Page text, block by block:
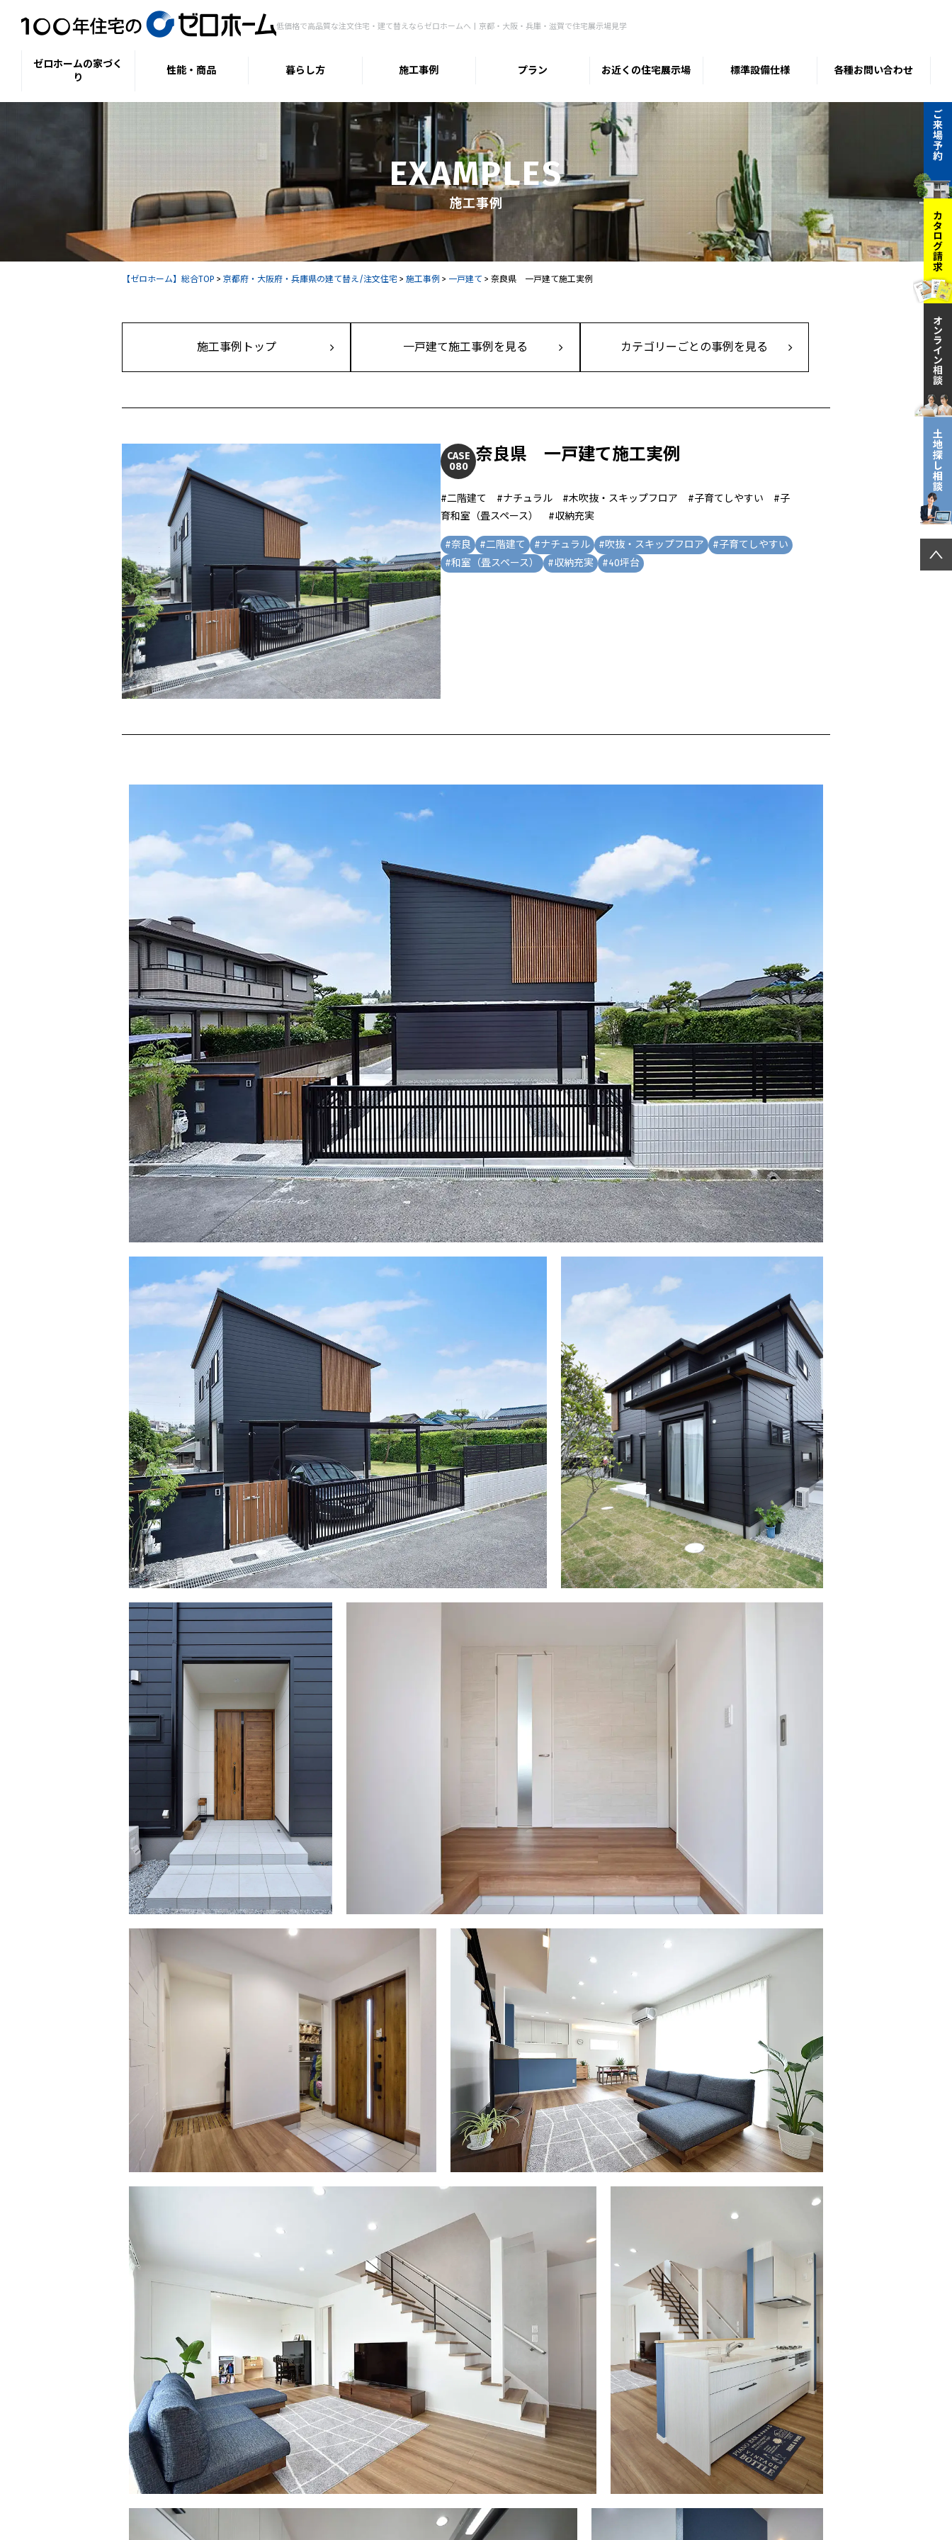
低価格で高品質な注文住宅・建て替えならゼロホームへ | 京都・大阪・兵庫・滋賀で住宅展示場見学
ゼロホームの家づく
り
性能・商品 暮らし方 施工事例 プラン お近くの住宅展示場 標準設備仕様 各種お問い合わせ
EXAMPLES
施工事例
【ゼロホーム】総合TOP > 京都府・大阪府・兵庫県の建て替え/注文住宅 > 施工事例 > 一戸建て > 奈良県 一戸建て施工実例
施工事例トップ 一戸建て施工事例を見る カテゴリーごとの事例を見る
CASE
080
奈良県 一戸建て施工実例
#二階建て #ナチュラル #木吹抜・スキップフロア #子育てしやすい #子
育和室（畳スペース） #収納充実
#奈良 #二階建て #ナチュラル #吹抜・スキップフロア #子育てしやすい
#和室（畳スペース） #収納充実 #40坪台